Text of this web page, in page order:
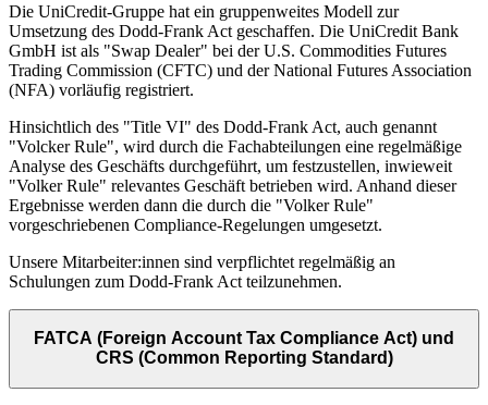
Die UniCredit-Gruppe hat ein gruppenweites Modell zur
Umsetzung des Dodd-Frank Act geschaffen. Die UniCredit Bank
GmbH ist als "Swap Dealer" bei der U.S. Commodities Futures
Trading Commission (CFTC) und der National Futures Association
(NFA) vorläufig registriert.
Hinsichtlich des "Title VI" des Dodd-Frank Act, auch genannt
"Volcker Rule", wird durch die Fachabteilungen eine regelmäßige
Analyse des Geschäfts durchgeführt, um festzustellen, inwieweit
"Volker Rule" relevantes Geschäft betrieben wird. Anhand dieser
Ergebnisse werden dann die durch die "Volker Rule"
vorgeschriebenen Compliance-Regelungen umgesetzt.
Unsere Mitarbeiter:innen sind verpflichtet regelmäßig an
Schulungen zum Dodd-Frank Act teilzunehmen.
FATCA (Foreign Account Tax Compliance Act) und
CRS (Common Reporting Standard)